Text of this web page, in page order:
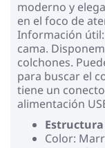
moderno y
en el foco de
Información
cama.
colchones.
para buscar el
tiene un
alimentación
Color: